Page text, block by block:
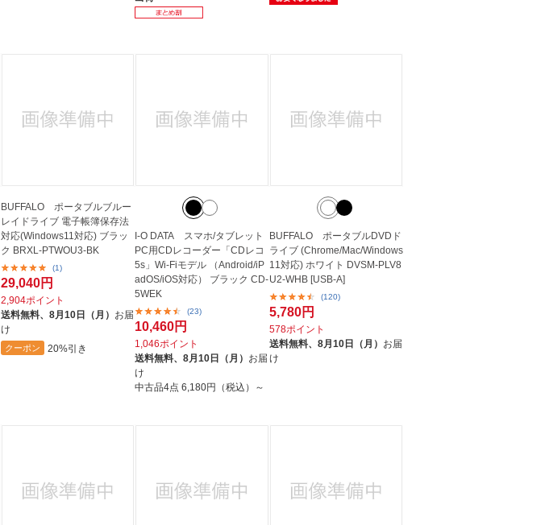
BUFFALO ポータブルブルー
レイドライブ 電子帳簿保存法
対応(Windows11対応) ブラッ
ク BRXL-PTWOU3-BK
(1)
29,040円
2,904ポイント
送料無料、 8月10日（月） お届
け
クーポン 20%引き
I-O DATA スマホ/タブレット
PC用CDレコーダー「CDレコ
5s」Wi-Fiモデル （Android/iP
adOS/iOS対応） ブラック CD-
5WEK
(23)
10,460円
1,046ポイント
送料無料、8月10日（月） お届
け
中古品4点6,180円（税込）～
BUFFALO ポータブルDVDド
ライブ (Chrome/Mac/Windows
11対応) ホワイト DVSM-PLV8
U2-WHB [USB-A]
(120)
5,780円
578ポイント
送料無料、 8月10日（月） お届
け